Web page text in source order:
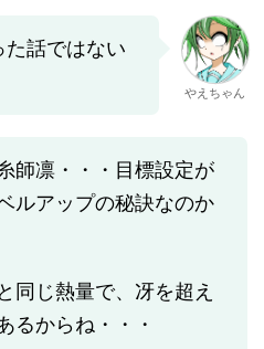
話ではない
やえちゃん
師凛・・・目標設定が
ルアップの秘訣なのか
同じ熱量で、冴を超え
るからね・・・